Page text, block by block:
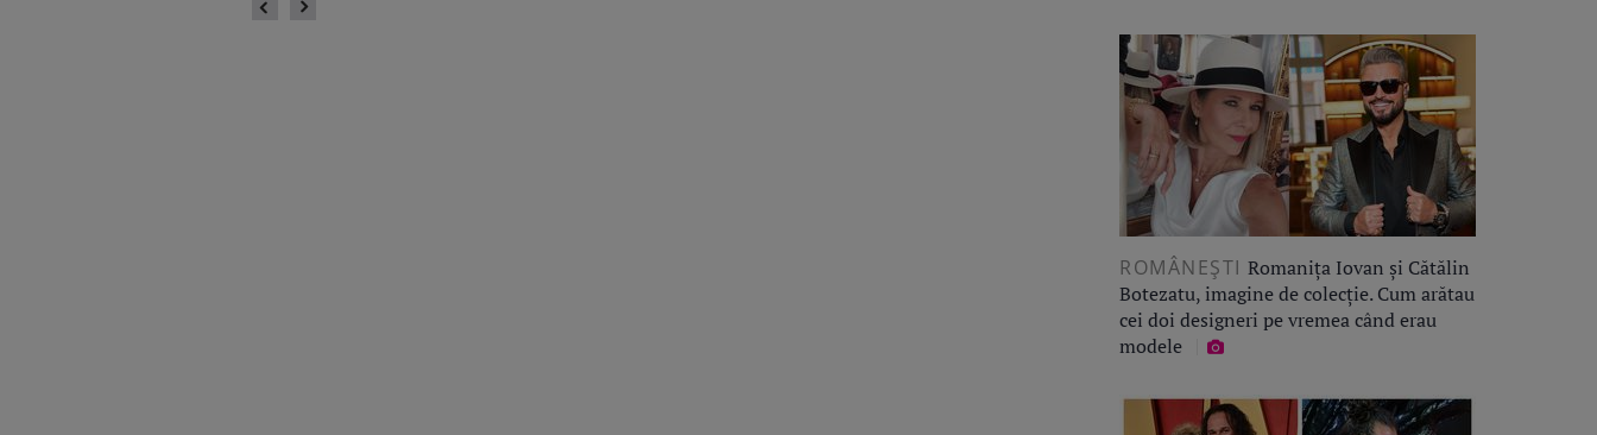
ROMÂNEŞTI Romanița Iovan și Cătălin
Botezatu, imagine de colecție. Cum arătau
cei doi designeri pe vremea când erau
modele